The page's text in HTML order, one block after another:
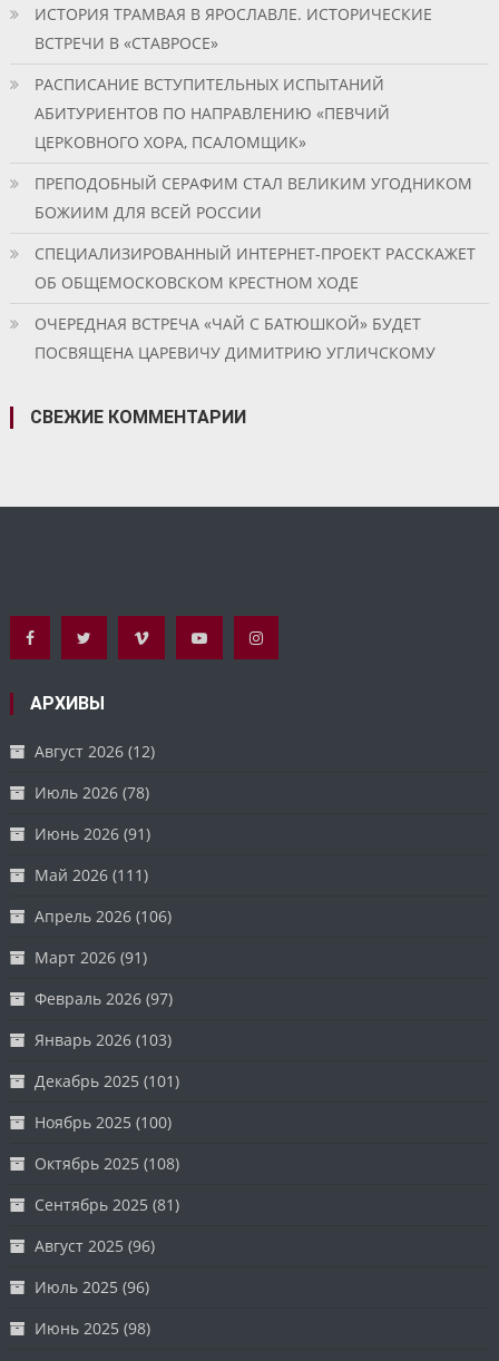
ИСТОРИЯ ТРАМВАЯ В ЯРОСЛАВЛЕ. ИСТОРИЧЕСКИЕ
ВСТРЕЧИ В «СТАВРОСЕ»
РАСПИСАНИЕ ВСТУПИТЕЛЬНЫХ ИСПЫТАНИЙ
АБИТУРИЕНТОВ ПО НАПРАВЛЕНИЮ «ПЕВЧИЙ
ЦЕРКОВНОГО ХОРА, ПСАЛОМЩИК»
ПРЕПОДОБНЫЙ СЕРАФИМ СТАЛ ВЕЛИКИМ УГОДНИКОМ
БОЖИИМ ДЛЯ ВСЕЙ РОССИИ
СПЕЦИАЛИЗИРОВАННЫЙ ИНТЕРНЕТ-ПРОЕКТ РАССКАЖЕТ
ОБ ОБЩЕМОСКОВСКОМ КРЕСТНОМ ХОДЕ
ОЧЕРЕДНАЯ ВСТРЕЧА «ЧАЙ С БАТЮШКОЙ» БУДЕТ
ПОСВЯЩЕНА ЦАРЕВИЧУ ДИМИТРИЮ УГЛИЧСКОМУ
СВЕЖИЕ КОММЕНТАРИИ
АРХИВЫ
Август 2026 (12)
Июль 2026 (78)
Июнь 2026 (91)
Май 2026 (111)
Апрель 2026 (106)
Март 2026 (91)
Февраль 2026 (97)
Январь 2026 (103)
Декабрь 2025 (101)
Ноябрь 2025 (100)
Октябрь 2025 (108)
Сентябрь 2025 (81)
Август 2025 (96)
Июль 2025 (96)
Июнь 2025 (98)